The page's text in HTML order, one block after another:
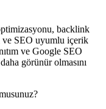
backlink
ve SEO uyumlu içerik
ve Google SEO
görünür olmasını